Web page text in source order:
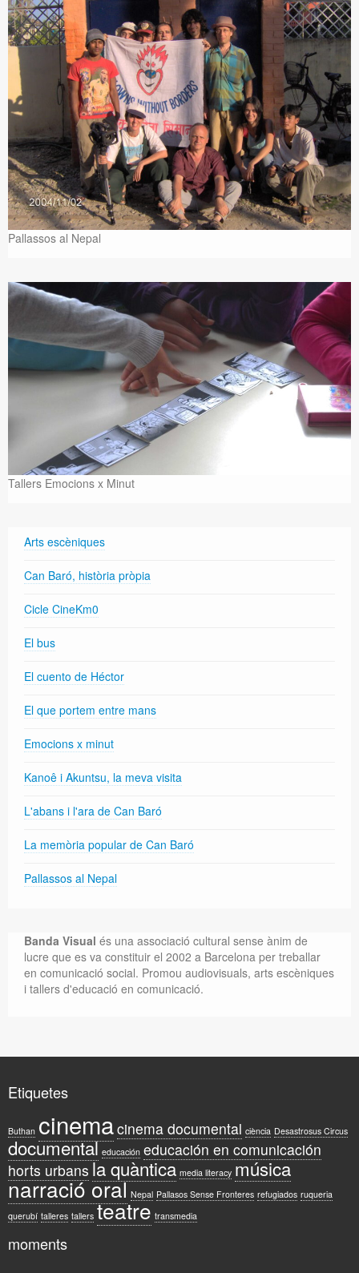
Pallassos al Nepal
Tallers Emocions x Minut
Arts escèniques
Can Baró, història pròpia
Cicle CineKm0
El bus
El cuento de Héctor
El que portem entre mans
Emocions x minut
Kanoê i Akuntsu, la meva visita
L'abans i l'ara de Can Baró
La memòria popular de Can Baró
Pallassos al Nepal
Banda Visual és una associació cultural sense ànim de
lucre que es va constituir el 2002 a Barcelona per treballar
en comunicació social. Promou audiovisuals, arts escèniques
i tallers d'educació en comunicació.
Etiquetes
Buthan cinemacinema documental ciència Desastrosus Circus
documental educación educación en comunicación
horts urbans la quàntica media literacy música
narració oral Nepal Pallasos Sense Fronteres refugiados ruqueria
querubí talleres tallers teatre transmedia
moments